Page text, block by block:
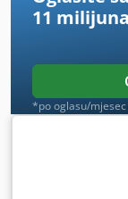
11
*po oglasu/mjesec